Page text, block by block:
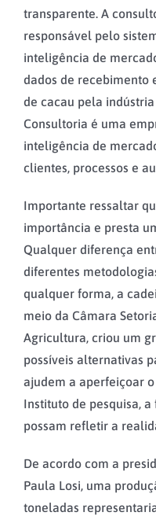
transparente. A
responsável pelo
inteligência de
dados de recebimento
de cacau pela
Consultoria é uma
inteligência de
clientes, processos e
Importante ressaltar
importância e presta
Qualquer diferença
diferentes
qualquer forma, a
meio da Câmara
Agricultura, criou um
possíveis alternativas
ajudem a aperfeiçoar
Instituto de pesquisa,
possam refletir a
De acordo com a
Paula Losi, uma
toneladas